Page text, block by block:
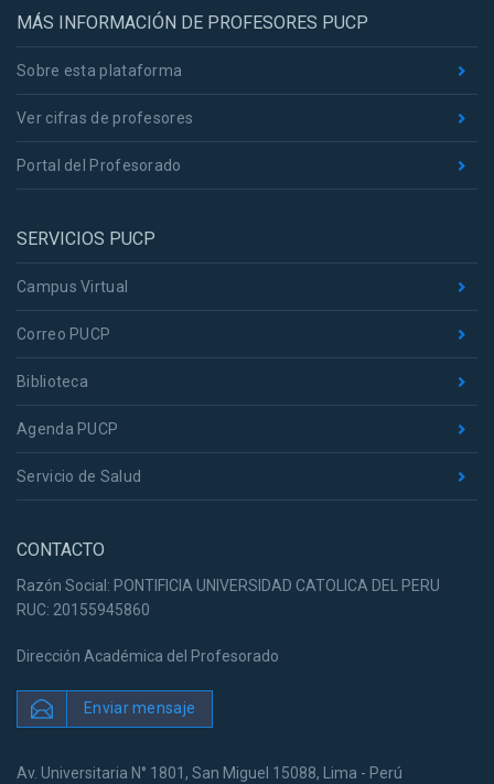
MÁS INFORMACIÓN DE PROFESORES PUCP
Sobre esta plataforma
Ver cifras de profesores
Portal del Profesorado
SERVICIOS PUCP
Campus Virtual
Correo PUCP
Biblioteca
Agenda PUCP
Servicio de Salud
CONTACTO
Razón Social: PONTIFICIA UNIVERSIDAD CATOLICA DEL PERU
RUC: 20155945860
Dirección Académica del Profesorado
Enviar mensaje
Av. Universitaria N° 1801, San Miguel 15088, Lima - Perú